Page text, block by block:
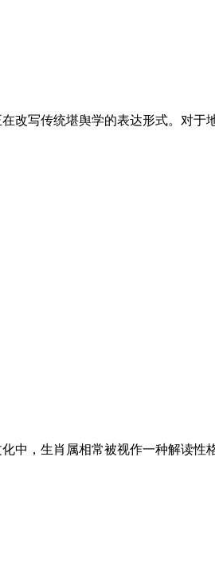
改写传统堪舆学的表达形式。对
中，生肖属相常被视作一种解读